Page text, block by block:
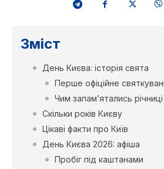
Зміст
День Києва: історія свята
Перше офіційне
Чим запам’ятались
Скільки років Києву
Цікаві факти про Київ
День Києва 2026: афіша
Пробіг під каштанами